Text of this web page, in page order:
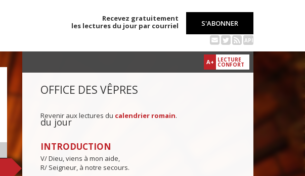
Recevez gratuitement
les lectures du jour par courriel
S'ABONNER
API
A+ LECTURE
CONFORT
OFFICE DES VÊPRES
Revenir aux lectures du calendrier romain.
du jour
INTRODUCTION
V/ Dieu, viens à mon aide,
R/ Seigneur, à notre secours.